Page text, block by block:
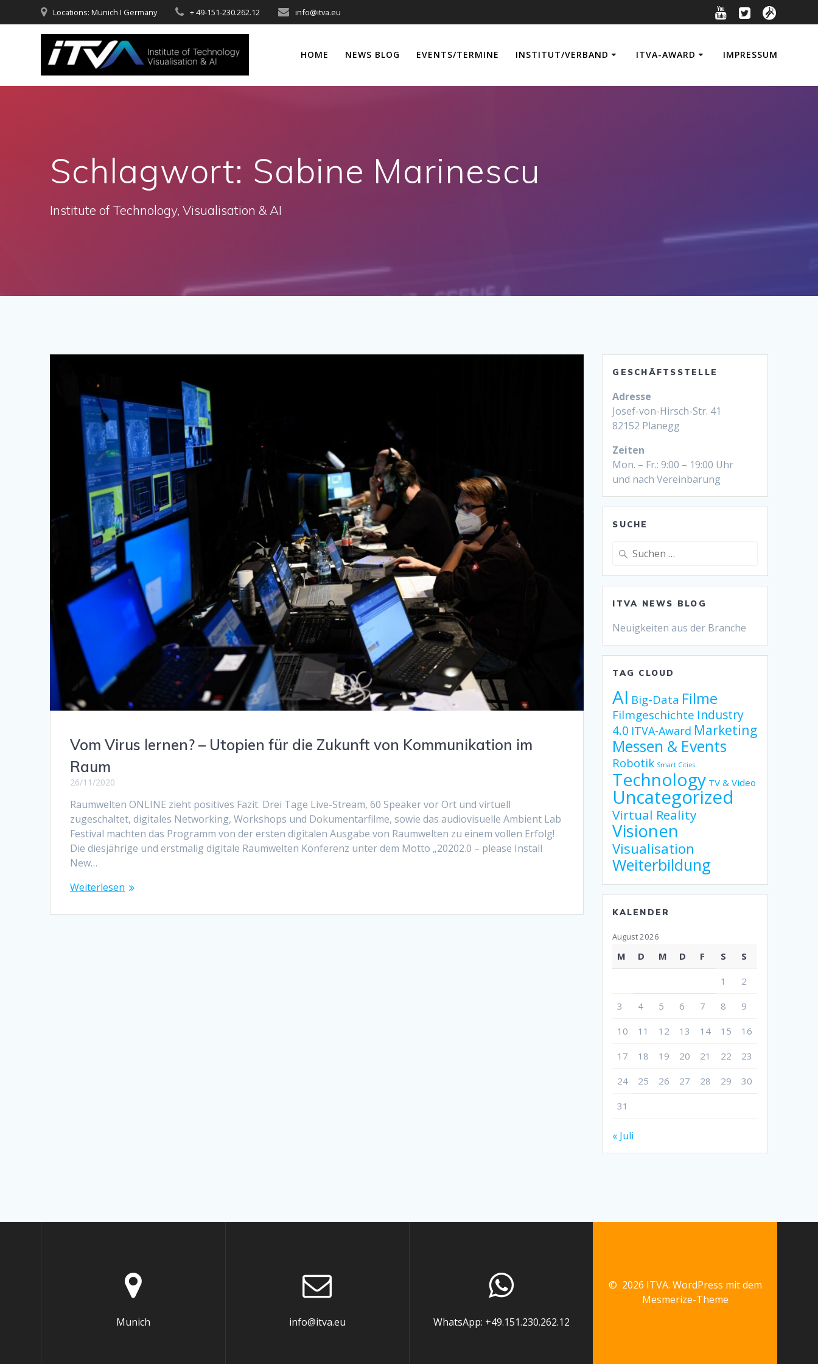
Inhalt
Locations: Munich I Germany + 49-151-230.262.12 info@itva.eu
HOME NEWS BLOG EVENTS/TERMINE INSTITUT/VERBAND ITVA-AWARD IMPRESSUM
Schlagwort: Sabine Marinescu
Institute of Technology, Visualisation & AI
Vom Virus lernen? – Utopien für die Zukunft von Kommunikation im
Raum
26/11/2020
Raumwelten ONLINE zieht positives Fazit. Drei Tage Live-Stream, 60 Speaker vor Ort und virtuell
zugeschaltet, digitales Networking, Workshops und Dokumentarfilme, sowie das audiovisuelle Ambient Lab
Festival machten das Programm von der ersten digitalen Ausgabe von Raumwelten zu einem vollen Erfolg!
Die diesjährige und erstmalig digitale Raumwelten Konferenz unter dem Motto „20202.0 – please Install
New…
Weiterlesen
GESCHÄFTSSTELLE
Adresse
Josef-von-Hirsch-Str. 41
82152 Planegg
Zeiten
Mon. – Fr.: 9:00 – 19:00 Uhr
und nach Vereinbarung
SUCHE
Suche
ITVA NEWS BLOG
Neuigkeiten aus der Branche
TAG CLOUD
AI Big-Data Filme
Filmgeschichte Industry
4.0 ITVA-Award Marketing
Messen & Events
Robotik Smart Cities
Technology TV & Video
Uncategorized
Virtual Reality
Visionen
Visualisation
Weiterbildung
KALENDER
August 2026
M D M D F S S
1 2
3 4 5 6 7 8 9
10 11 12 13 14 15 16
17 18 19 20 21 22 23
24 25 26 27 28 29 30
31
« Juli
Munich info@itva.eu WhatsApp: +49.151.230.262.12
© 2026 ITVA. WordPress mit dem
Mesmerize-Theme